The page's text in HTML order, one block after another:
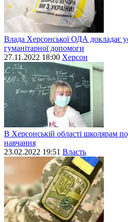
Влада Херсонської ОДА докладає
гуманітарної допомоги
27.11.2022 18:00 Херсон
В Херсонській області школярам
навчання
23.02.2022 19:51 Власть